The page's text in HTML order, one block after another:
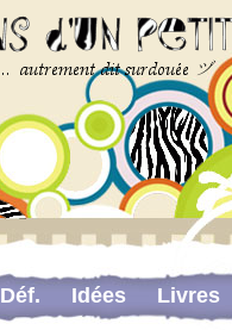
Déf. Idées
Livres